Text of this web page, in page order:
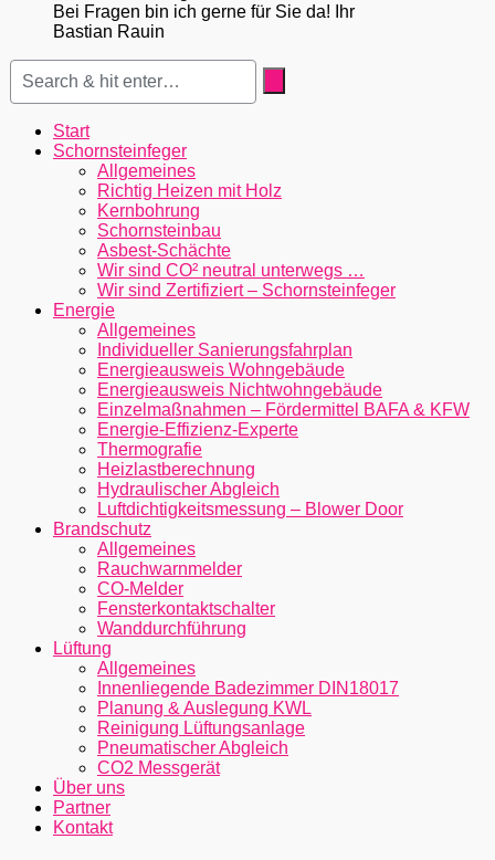
Bei Fragen bin ich gerne für Sie da! Ihr
Bastian Rauin
Start
Schornsteinfeger
Allgemeines
Richtig Heizen mit Holz
Kernbohrung
Schornsteinbau
Asbest-Schächte
Wir sind CO² neutral unterwegs …
Wir sind Zertifiziert – Schornsteinfeger
Energie
Allgemeines
Individueller Sanierungsfahrplan
Energieausweis Wohngebäude
Energieausweis Nichtwohngebäude
Einzelmaßnahmen – Fördermittel BAFA & KFW
Energie-Effizienz-Experte
Thermografie
Heizlastberechnung
Hydraulischer Abgleich
Luftdichtigkeitsmessung – Blower Door
Brandschutz
Allgemeines
Rauchwarnmelder
CO-Melder
Fensterkontaktschalter
Wanddurchführung
Lüftung
Allgemeines
Innenliegende Badezimmer DIN18017
Planung & Auslegung KWL
Reinigung Lüftungsanlage
Pneumatischer Abgleich
CO2 Messgerät
Über uns
Partner
Kontakt